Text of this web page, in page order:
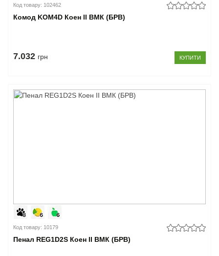
Код товару: 102462
Комод KOM4D Коен II ВМК (БРВ)
7.032 грн КУПИТИ
Код товару: 10179
Пенал REG1D2S Коен II ВМК (БРВ)